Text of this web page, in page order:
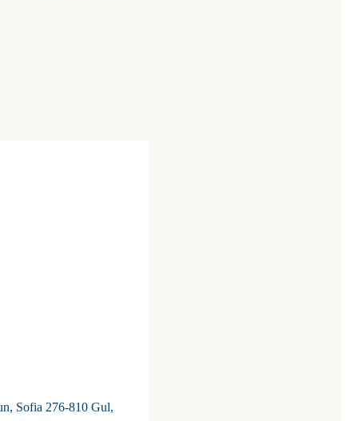
Sofia 276-810 Gul,